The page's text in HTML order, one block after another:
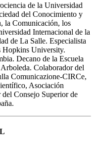
de la Universidad
del Conocimiento y
la Comunicación, los
Internacional de la
de La Salle. Especialista
Hopkins University.
Decano de la Escuela
Colaborador del
Comunicazione-CIRCe,
Asociación
Consejo Superior de